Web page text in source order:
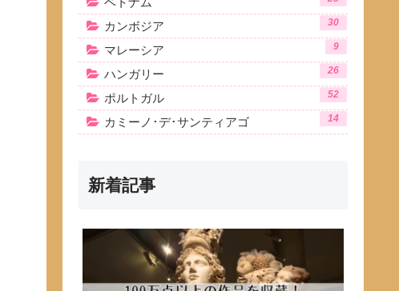
カンボジア 30
マレーシア 9
ハンガリー 26
ポルトガル 52
カミーノ･デ･サンティアゴ 14
新着記事